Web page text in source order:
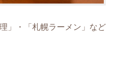
」・「札幌ラーメン」など